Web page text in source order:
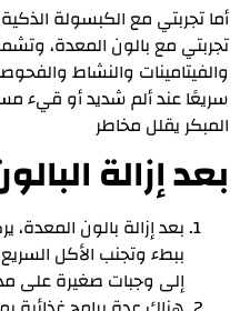
أما تجربتي مع الكبسولة
تجربتي مع بالون المعدة،
والفيتامينات والنشاط
سريعًا عند ألم شديد أو قيء
المبكر يقلل مخاطر
بعد إزالة
بعد إزالة بالون
ببطء وتجنب الأكل
إلى وجبات صغيرة على